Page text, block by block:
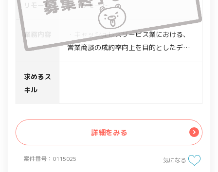
案件番号：0115025
リモート フルリモート
業務内容
・キャッシュレスサービス業における、
営業商談の成約率向上を目的としたデー
タも取り入れ、客観的根拠に基づいた分
・データは匿名加工情報、操作は
求めるス
キル
-
詳細をみる
気になる